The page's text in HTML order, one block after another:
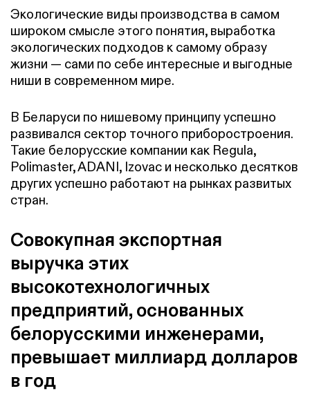
Экологические виды производства в самом
широком смысле этого понятия, выработка
экологических подходов к самому образу
жизни — сами по себе интересные и выгодные
ниши в современном мире.
В Беларуси по нишевому принципу успешно
развивался сектор точного приборостроения.
Такие белорусские компании как Regula,
Polimaster,ADANI, Izovac и несколько десятков
других успешно работают на рынках развитых
стран.
Совокупная экспортная
выручка этих
высокотехнологичных
предприятий, основанных
белорусскими инженерами,
превышает миллиард долларов
в год